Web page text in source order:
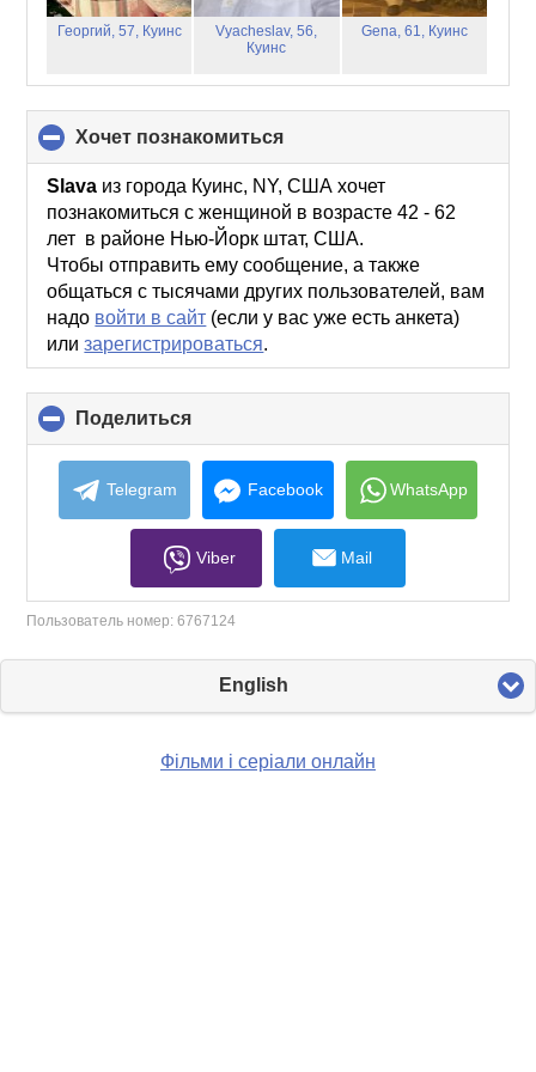
Георгий, 57, Куинс
Vyacheslav, 56,
Куинс
Gena, 61, Куинс
хочет познакомиться
to
collapse
contents
Slava из города Куинс, NY, США хочет
познакомиться с женщиной в возрасте 42 - 62
лет в районе Нью-Йорк штат, США.
Чтобы отправить ему сообщение, а также
общаться с тысячами других пользователей, вам
надо войти в сайт (если у вас уже есть анкета)
илизарегистрироваться.
Поделиться
to
collapse
contents
Telegram Facebook WhatsApp
Viber Mail
Пользователь номер:6767124
English
Фільми і серіали онлайн